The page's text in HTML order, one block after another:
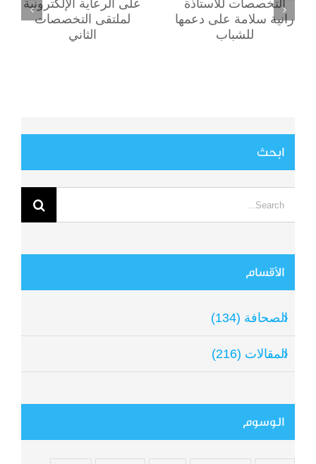
التخصصات الثاني
للشباب
ابحث
for:
الأقسام
الصحافة (134)
المقالات (216)
الوسوم